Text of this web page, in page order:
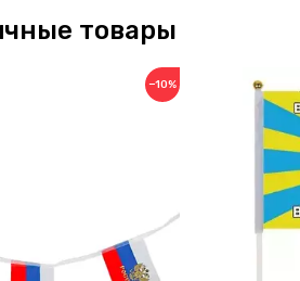
товары
−10%